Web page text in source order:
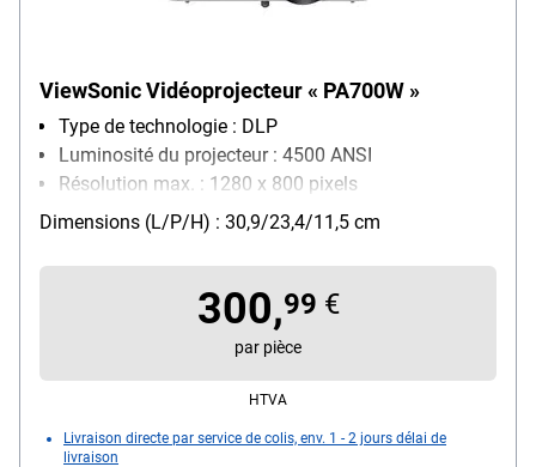
ViewSonic Vidéoprojecteur « PA700W »
Type de technologie : DLP
Luminosité du projecteur : 4500 ANSI
Résolution max. : 1280 x 800 pixels
Dimensions (L/P/H) : 30,9/23,4/11,5 cm
300,99 €
par pièce
HTVA
Livraison directe par service de colis, env. 1 - 2 jours délai de
livraison